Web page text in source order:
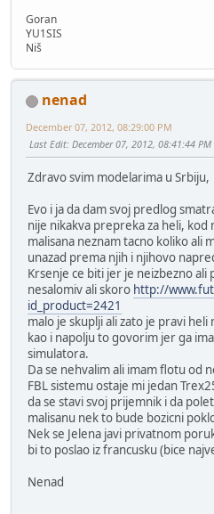
Goran
YU1SIS
Niš
nenad
December 07, 2012, 08:29:00 PM
Last Edit: December 07, 2012, 08:41:44
Zdravo svim modelarima u Srbiju,
Evo i ja da dam svoj predlog
nije nikakva prepreka za heli, kod
malisana neznam tacno koliko ali
unazad prema njih i njihovo
Krsenje ce biti jer je neizbezno ali
nesalomiv ali skoro http://
id_product=2421
malo je skuplji ali zato je pravi
kao i napolju to govorim jer ga
simulatora.
Da se nehvalim ali imam flotu od
FBL sistemu ostaje mi jedan
da se stavi svoj prijemnik i da
malisanu nek to bude bozicni
Nek se Jelena javi privatnom
bi to poslao iz francusku (bice
Nenad